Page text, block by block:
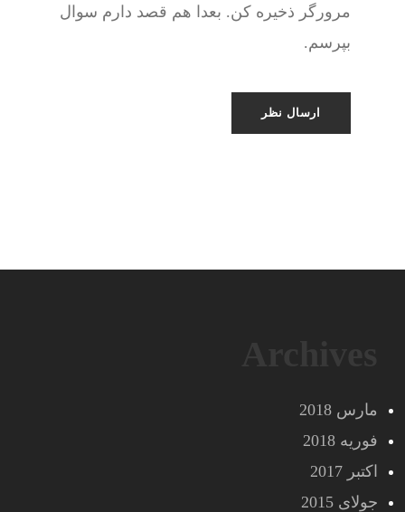
مرورگر ذخیره کن. بعدا هم قصد دارم سوال
بپرسم.
مارس 2018
فوریه 2018
اکتبر 2017
جولای 2015